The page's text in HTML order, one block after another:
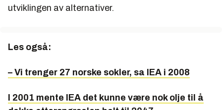
utviklingen av alternativer.
Les også:
– Vi trenger 27 norske sokler, sa IEA i 2008
I 2001 mente IEA det kunne være nok olje til å